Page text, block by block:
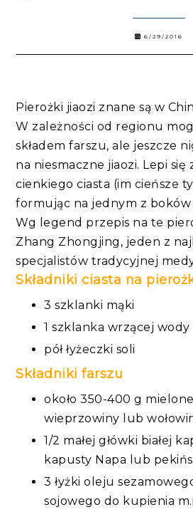
6/29/2016
Pierożki jiaozi znane są w
W zależności od regionu
składem farszu, ale jeszcze
na niesmaczne jiaozi. Lepi się
cienkiego ciasta (im cieńsze
formując na jednym z boków
Wg legend przepis na te
Zhang Zhongjing, jeden z
specjalistów tradycyjnej
Składniki ciasta na
3 szklanki mąki
1 szklanka wrzącej wody
pół łyżeczki soli
Składniki farszu
około 350-400 g
wieprzowiny lub
1/2 małej główki białej
kapusty Napa lub
3 łyżki oleju
sojowego do kupienia